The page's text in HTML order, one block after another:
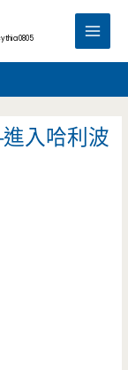
Main
入哈利波